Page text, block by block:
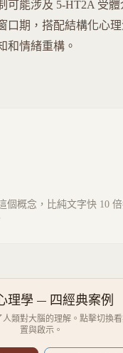
可能涉及 5-HT2A 受體
口期，搭配結構化心
和情緒重構。
個概念，比純文字快 10
理學 — 四經典案例
類對大腦的理解。點擊切換
置與啟示。